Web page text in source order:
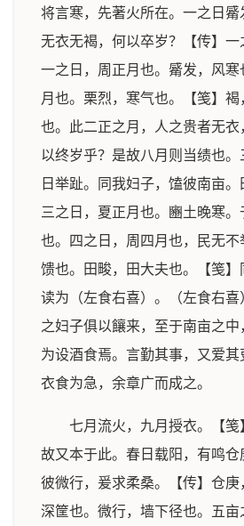
将言寒，先著火所在。一之日觱
无衣无褐，何以卒岁？【传】一
一之日，周正月也。觱发，风寒
月也。栗烈，寒气也。【笺】
也。此二正之月，人之贵者无
以终岁乎？是故八月则当绩也。
日举趾。同我妇子，馌彼南亩。
三之日，夏正月也。豳土晚寒
也。四之日，周四月也，民无不
馈也。田畯，田大夫也。【笺】
读为（左食右喜）。（左食右
之妇子俱以饟来，至于南亩之中
为设酒食焉。言勤其事，又爱其
衣食为急，余章广而成之。
七月流火，九月授衣。【笺
故又本于此。春日载阳，有鸣
彼微行，爰求柔桑。【传】仓庚
深筐也。微行，墙下径也。五亩